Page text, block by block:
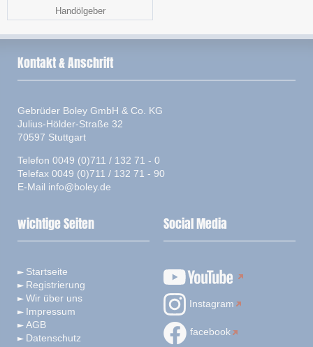
Handölgeber
Kontakt & Anschrift
Gebrüder Boley GmbH & Co. KG
Julius-Hölder-Straße 32
70597 Stuttgart
Telefon 0049 (0)711 / 132 71 - 0
Telefax 0049 (0)711 / 132 71 - 90
E-Mail info@boley.de
wichtige Seiten
Startseite
Registrierung
Wir über uns
Impressum
AGB
Datenschutz
Social Media
Instagram
facebook